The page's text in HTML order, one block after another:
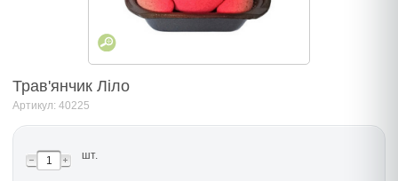
Трав'янчик Лiло
Артикул: 40225
шт.